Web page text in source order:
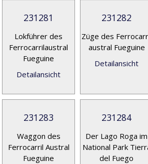
231281
Lokführer des
Ferrocarrilaustral
Fueguine
Detailansicht
231282
Züge des
austral Fueguine
Detailansicht
231283
Waggon des
Ferrocarril Austral
Fueguine
231284
Der Lago Roga im
National Park
del Fuego